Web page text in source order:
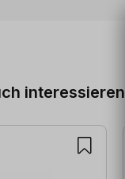
interessieren